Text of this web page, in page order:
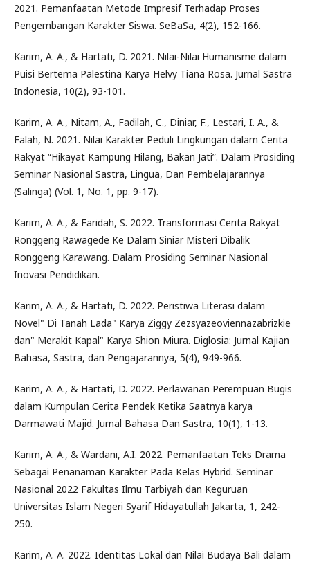
2021. Pemanfaatan Metode Impresif Terhadap Proses
Pengembangan Karakter Siswa. SeBaSa, 4(2), 152-166.
Karim, A. A., & Hartati, D. 2021. Nilai-Nilai Humanisme dalam
Puisi Bertema Palestina Karya Helvy Tiana Rosa. Jurnal Sastra
Indonesia, 10(2), 93-101.
Karim, A. A., Nitam, A., Fadilah, C., Diniar, F., Lestari, I. A., &
Falah, N. 2021. Nilai Karakter Peduli Lingkungan dalam Cerita
Rakyat “Hikayat Kampung Hilang, Bakan Jati”. Dalam Prosiding
Seminar Nasional Sastra, Lingua, Dan Pembelajarannya
(Salinga) (Vol. 1, No. 1, pp. 9-17).
Karim, A. A., & Faridah, S. 2022. Transformasi Cerita Rakyat
Ronggeng Rawagede Ke Dalam Siniar Misteri Dibalik
Ronggeng Karawang. Dalam Prosiding Seminar Nasional
Inovasi Pendidikan.
Karim, A. A., & Hartati, D. 2022. Peristiwa Literasi dalam
Novel" Di Tanah Lada" Karya Ziggy Zezsyazeoviennazabrizkie
dan" Merakit Kapal" Karya Shion Miura. Diglosia: Jurnal Kajian
Bahasa, Sastra, dan Pengajarannya, 5(4), 949-966.
Karim, A. A., & Hartati, D. 2022. Perlawanan Perempuan Bugis
dalam Kumpulan Cerita Pendek Ketika Saatnya karya
Darmawati Majid. Jurnal Bahasa Dan Sastra, 10(1), 1-13.
Karim, A. A., & Wardani, A.I. 2022. Pemanfaatan Teks Drama
Sebagai Penanaman Karakter Pada Kelas Hybrid. Seminar
Nasional 2022 Fakultas Ilmu Tarbiyah dan Keguruan
Universitas Islam Negeri Syarif Hidayatullah Jakarta, 1, 242-
250.
Karim, A. A. 2022. Identitas Lokal dan Nilai Budaya Bali dalam